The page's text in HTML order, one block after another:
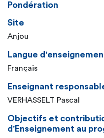
Pondération
Site
Anjou
Langue
Français
Enseignant
VERHASSELT Pascal
Objectifs et
d'Enseignement au